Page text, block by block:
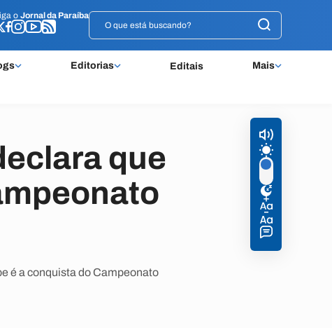
o Jornal da Paraíba
Editorias Editais Mais
o Jornal da Paraíba
que
é a conquista do Campeonato